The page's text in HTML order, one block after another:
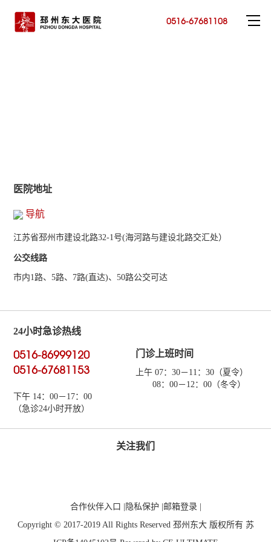
0516-67681108
医院地址
导航
江苏省邳州市建设北路32-1号(海河路与建设北路交汇处）
公交线路
市内1路、5路、7路(直达)、50路公交可达
24小时急诊热线
0516-86999120
0516-67681153
门诊上班时间
上午 07：30－11：30（夏令）
08：00－12：00（冬令）
下午 14：00－17：00
（急诊24小时开放）
关注我们
合作伙伴入口 隐私保护 邮箱登录
Copyright © 2017-2019 All Rights Reserved 邳州东大 版权所有 苏